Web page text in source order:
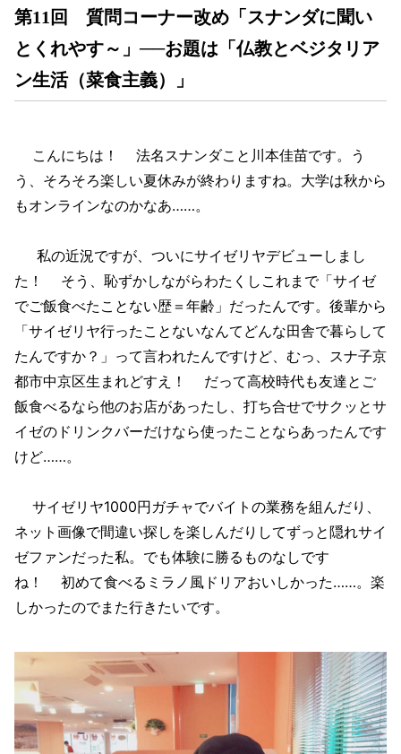
第11回 質問コーナー改め「スナンダに聞い
とくれやす～」──お題は「仏教とベジタリア
ン生活（菜食主義）」
こんにちは！ 法名スナンダこと川本佳苗です。う
う、そろそろ楽しい夏休みが終わりますね。大学は秋から
もオンラインなのかなあ……。
私の近況ですが、ついにサイゼリヤデビューしまし
た！ そう、恥ずかしながらわたくしこれまで「サイゼ
でご飯食べたことない歴＝年齢」だったんです。後輩から
「サイゼリヤ行ったことないなんてどんな田舎で暮らして
たんですか？」って言われたんですけど、むっ、スナ子京
都市中京区生まれどすえ！ だって高校時代も友達とご
飯食べるなら他のお店があったし、打ち合せでサクッとサ
イゼのドリンクバーだけなら使ったことならあったんです
けど……。
サイゼリヤ1000円ガチャでバイトの業務を組んだり、
ネット画像で間違い探しを楽しんだりしてずっと隠れサイ
ゼファンだった私。でも体験に勝るものなしです
ね！ 初めて食べるミラノ風ドリアおいしかった……。楽
しかったのでまた行きたいです。